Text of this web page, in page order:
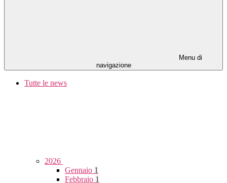
Menu di
navigazione
Tutte le news
2026
Gennaio 1
Febbraio 1